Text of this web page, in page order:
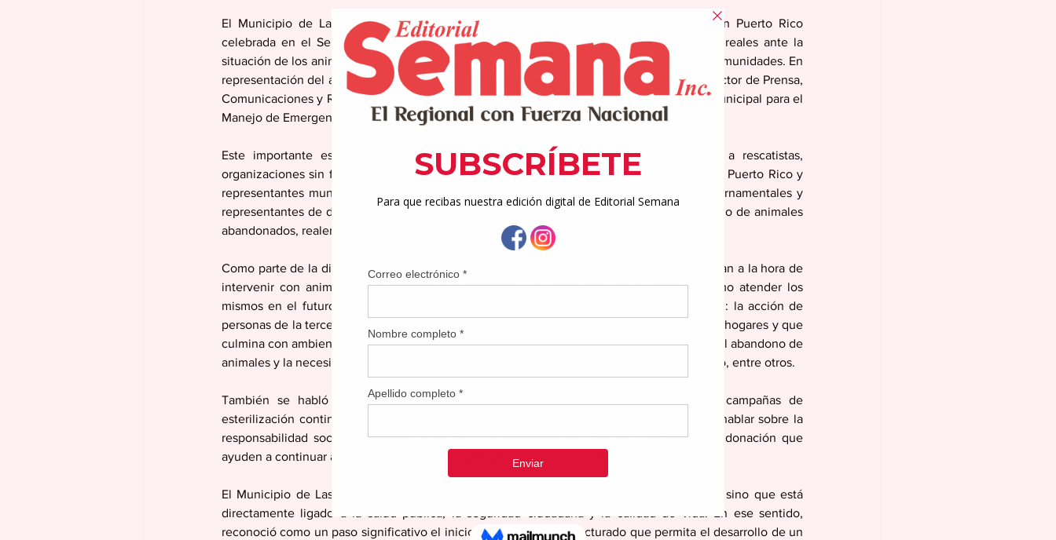
El Municipio de Las Piedras participó en una mesa redonda sobre bienestar animal en Puerto Rico
celebrada en el Senado, con el propósito de dialogar, analizar y encaminar soluciones reales ante la
situación de los animales en estado de abandono, el maltrato animal y su impacto en las comunidades. En
representación del ayuntamiento pedreño estuvieron presentes Eliazar Ortiz Santiago, director de Prensa,
Comunicaciones y Relaciones Públicas y Xavier O. Muñoz Llorens, director de la Oficina Municipal para el
Manejo de Emergencias Médicas (OMME).
Este importante espacio, convocado por la senadora Wandy Soto Tolentino, reunió a rescatistas,
organizaciones sin fines de lucro, médicos veterinarios, altos funcionarios de la Policía de Puerto Rico y
representantes municipales del distrito senatorial de Humacao. Asimismo, agencias gubernamentales y
representantes de diferentes organizaciones sin fines de lucro dedicadas al rescate y cuido de animales
abandonados, realengos o víctimas de maltrato.
Como parte de la discusión, se compartieron algunos de los retos mayores que se presentan a la hora de
intervenir con animales abandonados o maltratados y se ofrecieron varias ideas de cómo atender los
mismos en el futuro. Entre los principales retos que expusieron los asistentes estuvieron: la acción de
personas de la tercera edad que recogen animales realengos para no sentirse solos en sus hogares y que
culmina con ambientes no saludables; la falta de colaboración de la ciudadanía para evitar el abandono de
animales y la necesidad de campañas educativas dirigidas a evitar el problema de abandono, entre otros.
También se habló de iniciativas que se están realizando en los municipios como campañas de
esterilización continuas, registro de animales, esfuerzos educativos en las escuelas para hablar sobre la
responsabilidad social al adoptar un animal y la necesidad de impulsar  campañas de donación que
ayuden a continuar atendiendo el problema del abandono de animales.
El Municipio de Las Piedras manifestó que el bienestar animal no es un asunto aislado, sino que está
directamente ligado a la salud pública, la seguridad ciudadana y la calidad de vida. En ese sentido,
reconoció como un paso significativo el inicio de un diálogo estructurado que permita el desarrollo de un